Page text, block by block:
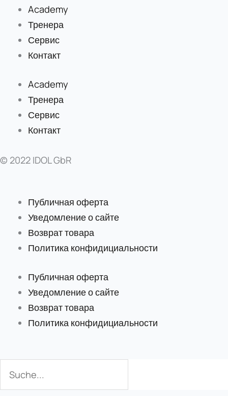
Academy
Тренера
Сервис
Контакт
Academy
Тренера
Сервис
Контакт
© 2022 IDOL GbR
Публичная оферта
Уведомление о сайте
Возврат товара
Политика конфидициальности
Публичная оферта
Уведомление о сайте
Возврат товара
Политика конфидициальности